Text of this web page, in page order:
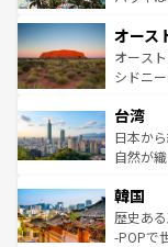
部のニ
文化が
しみな
ならではの贅
情報は
ワイ島
島だが
おすす
れるお
人々、
ク、伝
ワイを、存分
はコン
オース
オース
シドニ
リアリ
ク）、
ど、見
いる。
ビング
い。オ
台湾
日本か
自然が
ン）、
と山間
驚きを
韓国
歴史あ
-POPで